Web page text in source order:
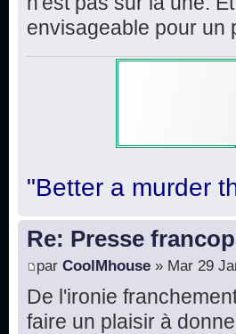
envisageable pour un
"Better a murder
Re: Presse
par CoolMhouse » Mar 29
De l'ironie
faire un plaisir à